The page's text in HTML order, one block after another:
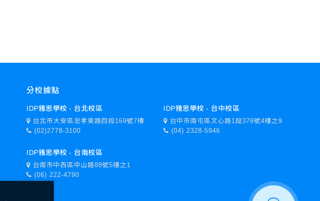
分校據點
IDP雅思學校 - 台北校區
台北市大安區忠孝東路四段169號7樓
(02)2778-3100
IDP雅思學校 - 台中校區
台中市南屯區文心路1段378號4樓之9
(04) 2328-5946
IDP雅思學校 - 台南校區
台南市中西區中山路88號5樓之1
(06) 222-4790